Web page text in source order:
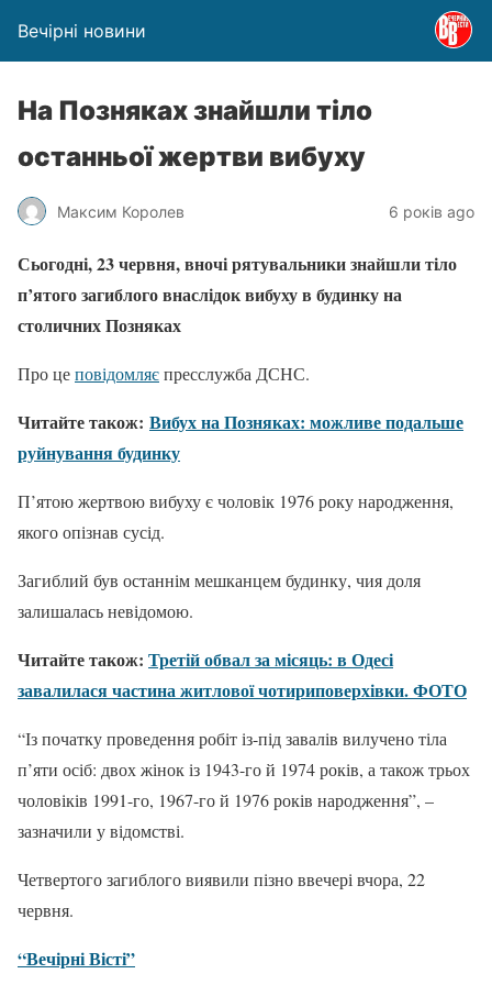
Вечірні новини
На Позняках знайшли тіло
останньої жертви вибуху
Максим Королев 6 років ago
Сьогодні, 23 червня, вночі рятувальники знайшли тіло
п’ятого загиблого внаслідок вибуху в будинку на
столичних Позняках
Про цеповідомляєпресслужба ДСНС.
Читайте також: Вибух на Позняках: можливе подальше
руйнування будинку
П’ятою жертвою вибуху є чоловік 1976 року народження,
якого опізнав сусід.
Загиблий був останнім мешканцем будинку, чия доля
залишалась невідомою.
Читайте також: Третій обвал за місяць: в Одесі
завалилася частина житлової чотириповерхівки. ФОТО
“Із початку проведення робіт із-під завалів вилучено тіла
п’яти осіб: двох жінок із 1943-го й 1974 років, а також трьох
чоловіків 1991-го, 1967-го й 1976 років народження”, –
зазначили у відомстві.
Четвертого загиблого виявили пізно ввечері вчора, 22
червня.
“Вечірні Вісті”